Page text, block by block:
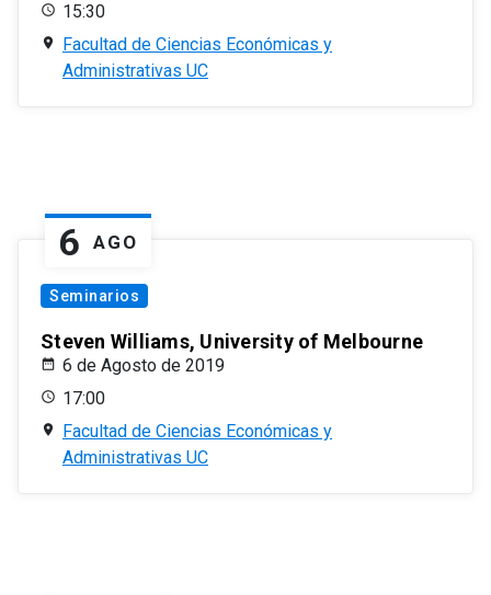
15:30
Facultad de Ciencias Económicas y
Administrativas UC
6 AGO
Seminarios
Steven Williams, University of Melbourne
6 de Agosto de 2019
17:00
Facultad de Ciencias Económicas y
Administrativas UC